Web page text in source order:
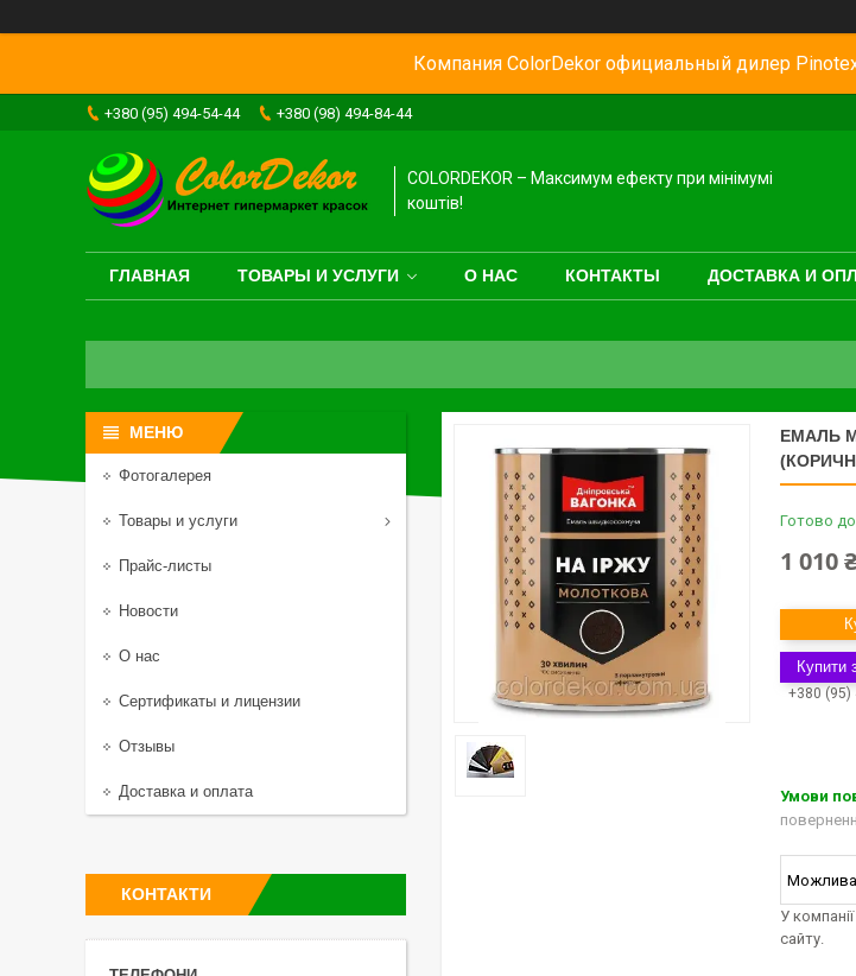
Компания ColorDekor официальный дилер
+380 (95) 494-54-44 +380 (98) 494-84-44
COLORDEKOR – Максимум ефекту при мінімумі
коштів!
ГЛАВНАЯ ТОВАРЫ И УСЛУГИ О НАС КОНТАКТЫ ДОСТАВКА И
ЕМАЛЬ
Готово
1 010 ₴
Купити
+380 (95)
У
сайту.
Фотогалерея
Товары и услуги
Прайс-листы
Новости
О нас
Сертификаты и лицензии
Отзывы
Доставка и оплата
КОНТАКТИ